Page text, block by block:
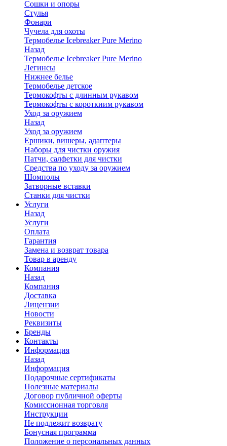
Сошки и опоры
Стулья
Фонари
Чучела для охоты
Термобелье Icebreaker Pure Merino
Назад
Термобелье Icebreaker Pure Merino
Легинсы
Нижнее белье
Термобелье детское
Термокофты с длинным рукавом
Термокофты с короткиим рукавом
Уход за оружием
Назад
Уход за оружием
Ершики, вишеры, адаптеры
Наборы для чистки оружия
Патчи, салфетки для чистки
Средства по уходу за оружием
Шомполы
Затворные вставки
Станки для чистки
Услуги
Назад
Услуги
Оплата
Гарантия
Замена и возврат товара
Товар в аренду
Компания
Назад
Компания
Доставка
Лицензии
Новости
Реквизиты
Бренды
Контакты
Информация
Назад
Информация
Подарочные сертификаты
Полезные материалы
Договор публичной оферты
Комиссионная торговля
Инструкции
Не подлежит возврату
Бонусная программа
Положение о персональных данных